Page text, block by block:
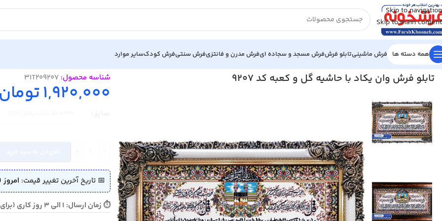
Skip to navigation
Skip to main content
همه دسته ها فرش ماشینیتابلو فرشفرش مسجد و سجاده ایفرش مدرن و فانتزیفرش سنتیفرش کودکسایر موارد
خانه/تابلو فرش
تابلو فرش وان یکاد با حاشیه گل و کعبه کد 9207 شناسه محصول: 31T209207
1,920,000تومان
📅 تاریخ آخرین تغییر قیمت:
⏱ زمان ارسال: 1 الی 3 روز کاری (برای سفارش فوری تماس بگیرید)